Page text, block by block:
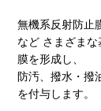
無機系反射防止
など さまざま
膜を形成し、
防汚、撥水・撥
を付与します。